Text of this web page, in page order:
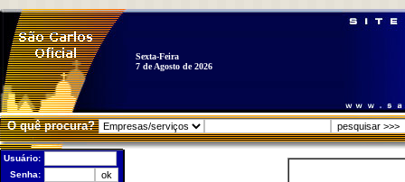
Sexta-Feira
7 de Agosto de 2026
O quê procura?
Usuário:
Senha: